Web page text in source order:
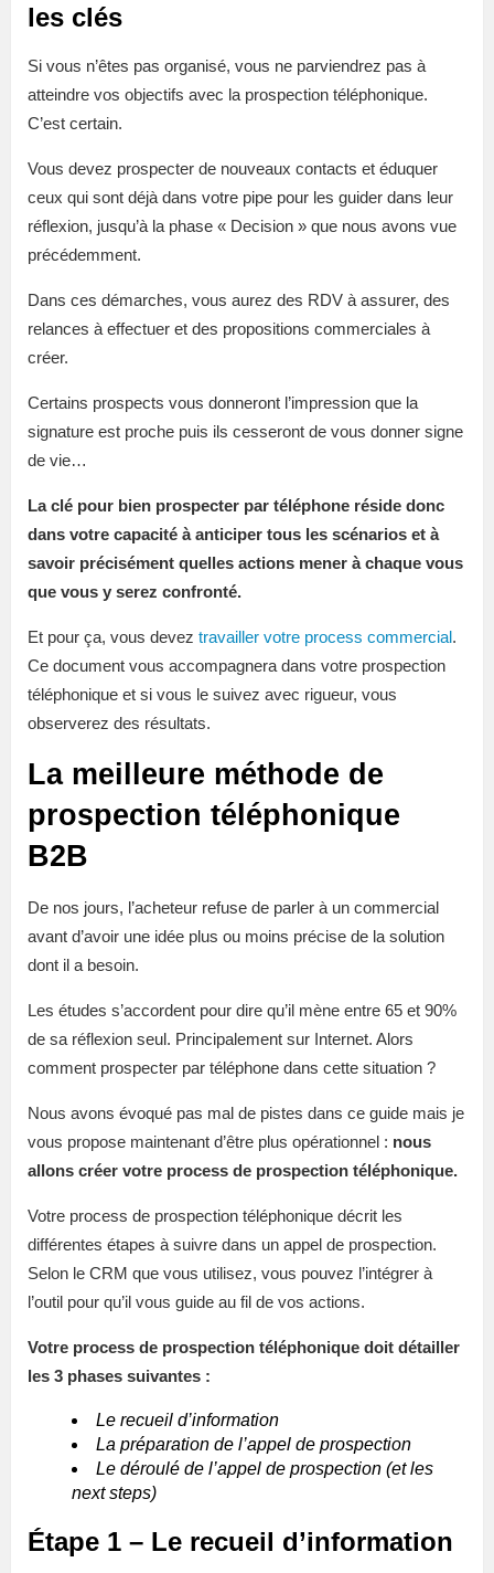
les clés
Si vous n’êtes pas organisé, vous ne parviendrez pas à
atteindre vos objectifs avec la prospection téléphonique.
C’est certain.
Vous devez prospecter de nouveaux contacts et éduquer
ceux qui sont déjà dans votre pipe pour les guider dans leur
réflexion, jusqu’à la phase « Decision » que nous avons vue
précédemment.
Dans ces démarches, vous aurez des RDV à assurer, des
relances à effectuer et des propositions commerciales à
créer.
Certains prospects vous donneront l’impression que la
signature est proche puis ils cesseront de vous donner signe
de vie…
La clé pour bien prospecter par téléphone réside donc
dans votre capacité à anticiper tous les scénarios et à
savoir précisément quelles actions mener à chaque vous
que vous y serez confronté.
Et pour ça, vous devez travailler votre process commercial.
Ce document vous accompagnera dans votre prospection
téléphonique et si vous le suivez avec rigueur, vous
observerez des résultats.
La meilleure méthode de
prospection téléphonique
B2B
De nos jours, l’acheteur refuse de parler à un commercial
avant d’avoir une idée plus ou moins précise de la solution
dont il a besoin.
Les études s’accordent pour dire qu’il mène entre 65 et 90%
de sa réflexion seul. Principalement sur Internet. Alors
comment prospecter par téléphone dans cette situation ?
Nous avons évoqué pas mal de pistes dans ce guide mais je
vous propose maintenant d’être plus opérationnel : nous
allons créer votre process de prospection téléphonique.
Votre process de prospection téléphonique décrit les
différentes étapes à suivre dans un appel de prospection.
Selon le CRM que vous utilisez, vous pouvez l’intégrer à
l’outil pour qu’il vous guide au fil de vos actions.
Votre process de prospection téléphonique doit détailler
les 3 phases suivantes :
Le recueil d’information
La préparation de l’appel de prospection
Le déroulé de l’appel de prospection (et les
next steps)
Étape 1 – Le recueil d’information